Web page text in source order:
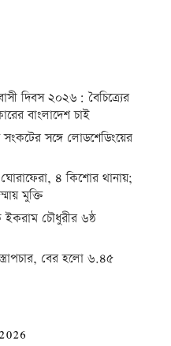
দিবস ২০২৬: বৈচিত্র্যের
বাংলাদেশ চাই
সংকটের সঙ্গে লোডশেডিংয়ের
ঘোরাফেরা, ৪ কিশোর থানায়;
মুক্তি
ইকরাম চৌধুরীর ৬ষ্ঠ
বের হলো ৬.৪৫